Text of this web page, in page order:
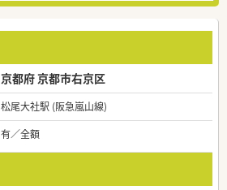
京都府 京都市右京区
松尾大社駅 (阪急嵐山線)
有／全額